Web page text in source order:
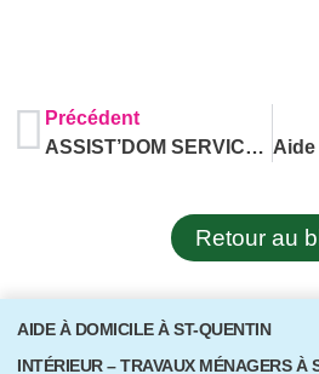
Précédent
ASSIST’DOM SERVICES arrive dans le nord du département de l’Aisne
Retour au
AIDE À DOMICILE À ST-QUENTIN
INTÉRIEUR – TRAVAUX MÉNAGERS À